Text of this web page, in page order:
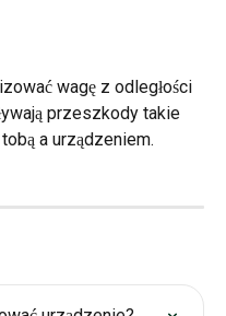
wagę z odległości
przeszkody takie
a urządzeniem.